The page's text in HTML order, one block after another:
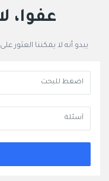
وجواب
الاحدث
أسئلة
عفوا،
يبدو أنه لا يمكننا العثور